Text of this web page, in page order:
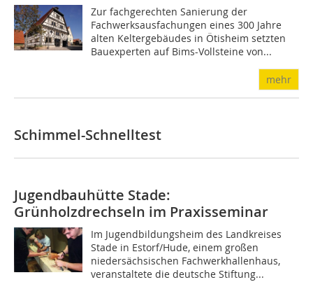
Zur fachgerechten Sanierung der
Fachwerksausfachungen eines 300 Jahre
alten Keltergebäudes in Ötisheim setzten
Bauexperten auf Bims-Vollsteine von...
mehr
Schimmel-Schnelltest
Jugendbauhütte Stade:
Grünholzdrechseln im Praxisseminar
Im Jugendbildungsheim des Landkreises
Stade in Estorf/Hude, einem großen
niedersächsischen Fachwerkhallenhaus,
veranstaltete die deutsche Stiftung...